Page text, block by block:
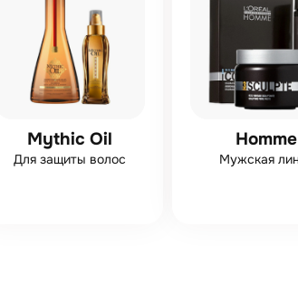
Mythic Oil
Для защиты волос
Homme
Мужская